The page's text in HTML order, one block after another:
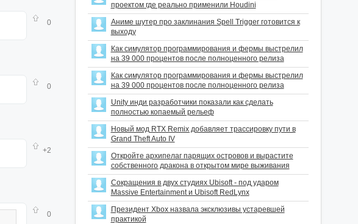
0
0
+2
0
проектом где реально применили Houdini
Аниме шутер про заклинания Spell Trigger готовится к
выходу
Как симулятор программирования и фермы выстрелил
на 39 000 процентов после полноценного релиза
Как симулятор программирования и фермы выстрелил
на 39 000 процентов после полноценного релиза
Unity инди разработчики показали как сделать
полностью копаемый рельеф
Новый мод RTX Remix добавляет трассировку пути в
Grand Theft Auto IV
Откройте архипелаг парящих островов и вырастите
собственного дракона в открытом мире выживания
Сокращения в двух студиях Ubisoft - под ударом
Massive Entertainment и Ubisoft RedLynx
Президент Xbox назвала эксклюзивы устаревшей
практикой